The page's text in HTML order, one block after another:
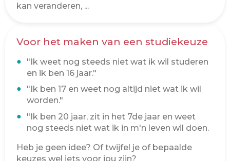
kan veranderen, ...
Voor het maken van een studiekeuze
"Ik weet nog steeds niet wat ik wil studeren
en ik ben 16 jaar."
"Ik ben 17 en weet nog altijd niet wat ik wil
worden."
"Ik ben 20 jaar, zit in het 7de jaar en weet
nog steeds niet wat ik in m'n leven wil doen.
Heb je geen idee? Of twijfel je of bepaalde
keuzes wel iets voor jou zijn?